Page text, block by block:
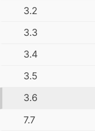
3.2
3.3
3.4
3.5
3.6
7.7